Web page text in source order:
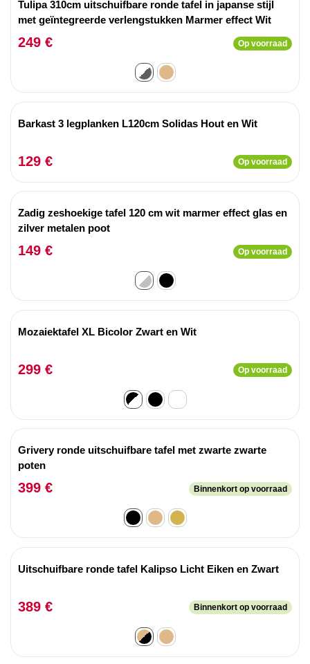
Tulipa 310cm uitschuifbare ronde tafel in japanse stijl
met geïntegreerde verlengstukken Marmer effect Wit
249 € Op voorraad
Barkast 3 legplanken L120cm Solidas Hout en Wit
129 € Op voorraad
Zadig zeshoekige tafel 120 cm wit marmer effect glas en
zilver metalen poot
149 € Op voorraad
Mozaiektafel XL Bicolor Zwart en Wit
299 € Op voorraad
Grivery ronde uitschuifbare tafel met zwarte zwarte
poten
399 € Binnenkort op voorraad
Uitschuifbare ronde tafel Kalipso Licht Eiken en Zwart
389 € Binnenkort op voorraad